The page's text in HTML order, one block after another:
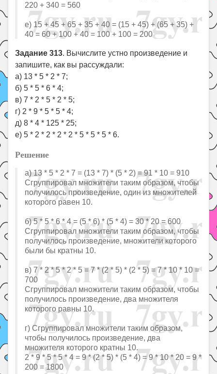
220 + 340 = 560
е) 15 + 45 + 65 + 35 + 40 = (15 + 45) + (65 + 35) +
40 = 60 + 100 + 40 = 100 + 100 = 200
Задание 313. Вычислите устно произведение и
запишите, как вы рассуждали:
а) 13 * 5 * 2 * 7;
б) 5 * 5 * 6 * 4;
в) 7 * 2 * 5 * 2 * 5;
г) 2 * 9 * 5 * 5 * 4;
д) 8 * 4 * 125 * 25;
е) 5 * 2 * 2 * 2 * 2 * 5 * 5 * 5 * 6.
Решение
а) 13 * 5 * 2 * 7 = (13 * 7) * (5 * 2) = 91 * 10 = 910
Сгруппировал множители таким образом, чтобы
получилось произведение, один из множителей
которого равен 10.
б) 5 * 5 * 6 * 4 = (5 * 6) * (5 * 4) = 30 * 20 = 600
Сгруппировал множители таким образом, чтобы
получилось произведение, множители которого
были бы кратны 10.
в) 7 * 2 * 5 * 2 * 5 = 7 * (2 * 5) * (2 * 5) = 7 * 10 * 10 =
700
Сгруппировал множители таким образом, чтобы
получилось произведение, два множителя
которого равны 10.
г) Сгруппировал множители таким образом,
чтобы получилось произведение, два
множителя которого кратны 10.
2 * 9 * 5 * 5 * 4 = 9 * (2 * 5) * (5 * 4) = 9 * 10 * 20 = 9 *
200 = 1800